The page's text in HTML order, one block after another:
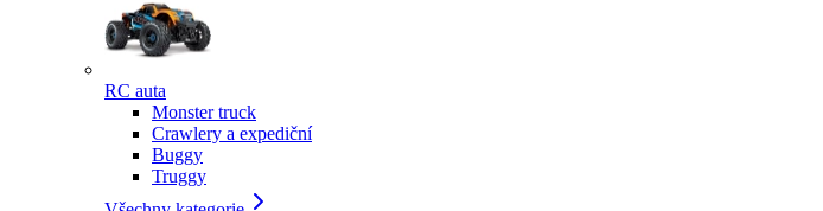
RC auta
Monster truck
Crawlery a expediční
Buggy
Truggy